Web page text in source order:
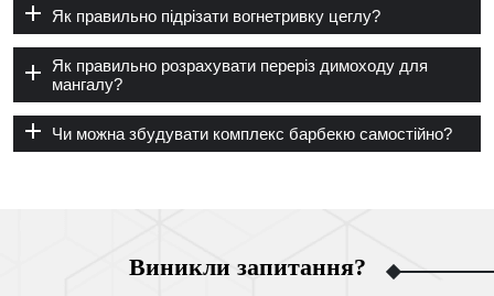
Як правильно підрізати вогнетривку цеглу?
Як правильно розрахувати переріз димоходу для
мангалу?
Чи можна збудувати комплекс барбекю самостійно?
Виникли запитання?